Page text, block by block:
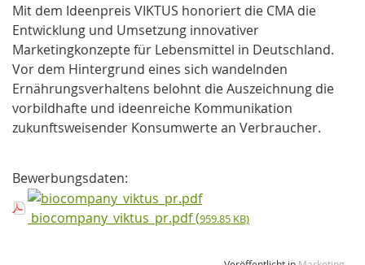
Mit dem Ideenpreis VIKTUS honoriert die CMA die
Entwicklung und Umsetzung innovativer
Marketingkonzepte für Lebensmittel in Deutschland.
Vor dem Hintergrund eines sich wandelnden
Ernährungsverhaltens belohnt die Auszeichnung die
vorbildhafte und ideenreiche Kommunikation
zukunftsweisender Konsumwerte an Verbraucher.
Bewerbungsdaten:
biocompany_viktus_pr.pdf (959.85 KB)